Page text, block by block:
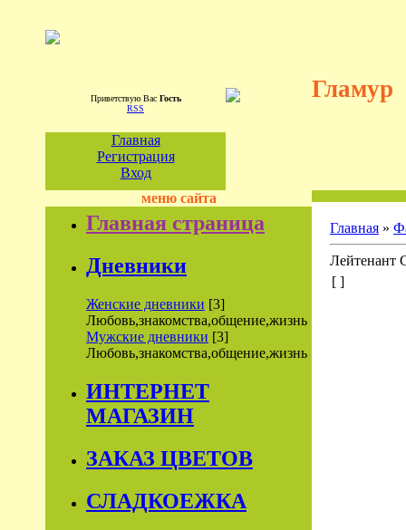
Приветствую Вас Гость
RSS
Гламур
Главная
Регистрация
Вход
меню сайта
Главная страница
Дневники
Женские дневники [3]
Любовь,знакомства,общение,жизнь
Мужские дневники [3]
Любовь,знакомства,общение,жизнь
ИНТЕРНЕТ
МАГАЗИН
ЗАКАЗ ЦВЕТОВ
СЛАДКОЕЖКА
Главная »
Лейтенант
[ ]